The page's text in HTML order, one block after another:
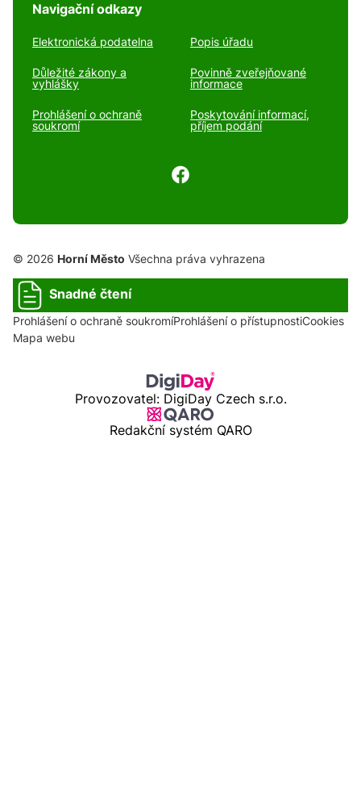
Navigační odkazy
Elektronická podatelna Popis úřadu
Důležité zákony a
vyhlášky
Povinně zveřejňované
informace
Prohlášení o ochraně
soukromí
Poskytování informací,
příjem podání
© 2026 Horní Město Všechna práva vyhrazena
Snadné čtení
Prohlášení o ochraně soukromíProhlášení o přístupnostiCookies
Mapa webu
Provozovatel: DigiDay Czech s.r.o.
Redakční systém QARO